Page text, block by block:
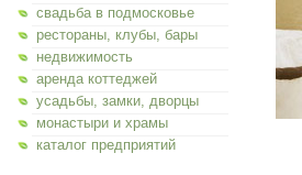
свадьба в подмосковье
рестораны, клубы, бары
недвижимость
аренда коттеджей
усадьбы, замки, дворцы
монастыри и храмы
каталог предприятий